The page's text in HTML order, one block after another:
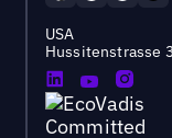
USA
Hussitenstrasse